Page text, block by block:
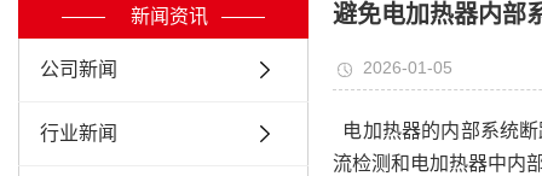
新闻资讯
公司新闻
行业新闻
避免电加热器内部
2026-01-05
电加热器的内部系统
流检测和电加热器中内